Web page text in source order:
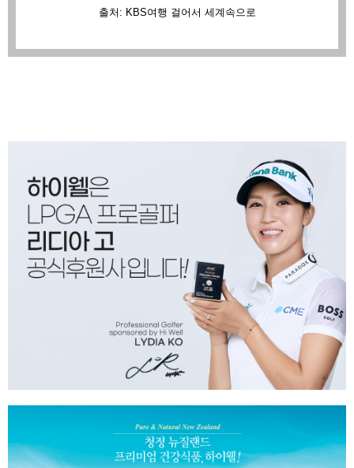
출처: KBS여행 걸어서 세계속으로